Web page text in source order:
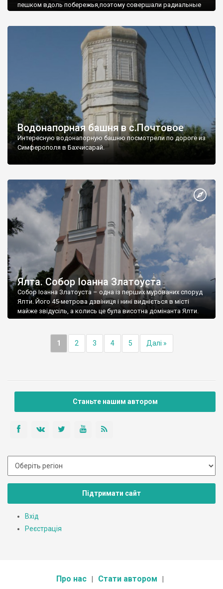
пешком вдоль побережья,поэтому совершали радиальные
Водонапорная башня в с.Почтовое
Интересную водонапорную башню посмотрели по дороге из
Симферополя в Бахчисарай.
Ялта. Собор Іоанна Златоуста
Собор Іоанна Златоуста – одна із перших мурованих споруд
Ялти. Його 45-метрова дзвіниця і нині видніється в місті
майже звідусіль, а колись це була висотна домінанта Ялти.
1 2 3 4 5 Далі »
Станьте нашим автором
Підтримати сайт
Вхід
Реєстрація
Про нас Стати автором